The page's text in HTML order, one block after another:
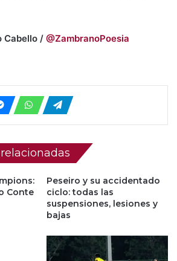
Cabello / @ZambranoPoesia
Conte
Peseiro y su accidentado
ciclo: todas las
suspensiones, lesiones y
bajas